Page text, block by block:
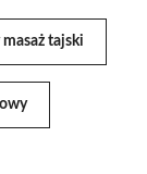
masaż tajski